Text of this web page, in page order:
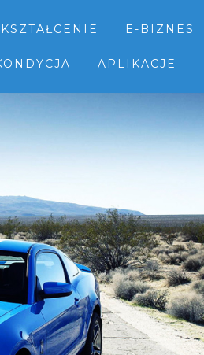
KSZTAŁCENIE E-BIZNES
APLIKACJE